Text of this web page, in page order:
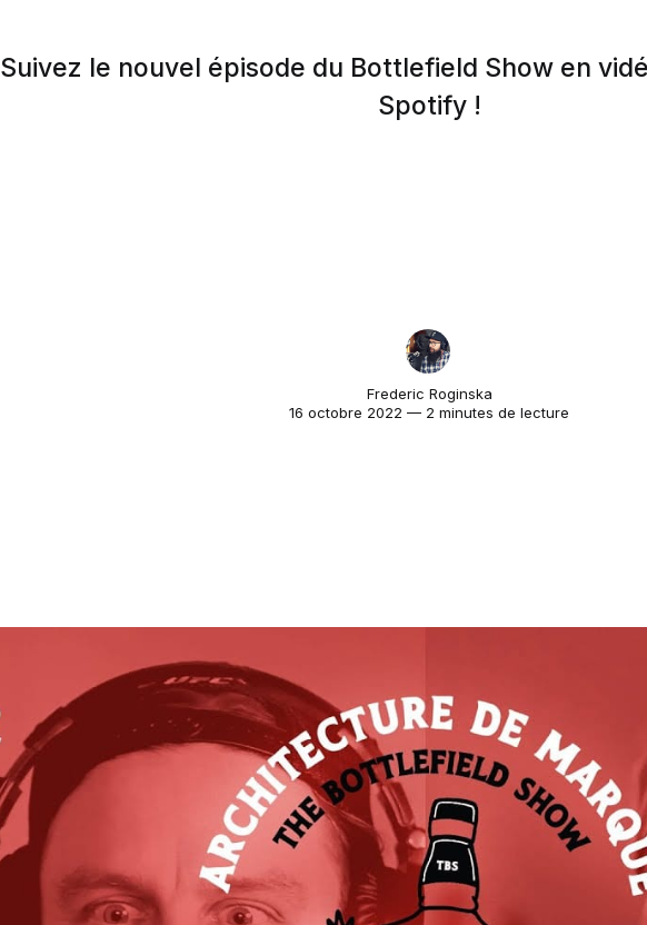
Suivez le nouvel épisode du Bottlefield Show en
Spotify !
Frederic Roginska
16 octobre 2022 — 2 minutes de lecture